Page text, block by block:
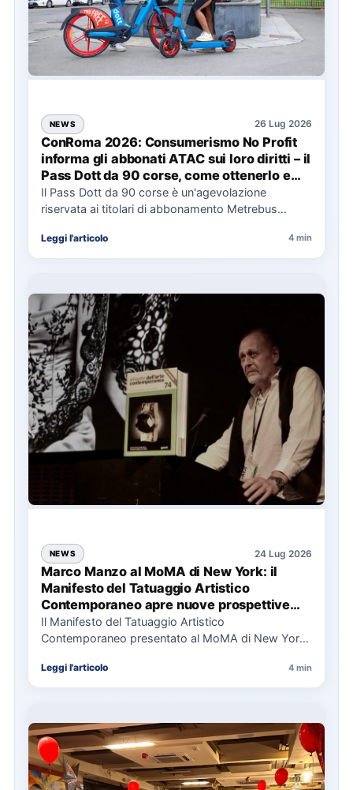
NEWS 26 Lug 2026
ConRoma 2026: Consumerismo No Profit
informa gli abbonati ATAC sui loro diritti – il
Pass Dott da 90 corse, come ottenerlo e
cosa spetta in caso di disservizi
Il Pass Dott da 90 corse è un'agevolazione
riservata ai titolari di abbonamento Metrebus
Leggi l'articolo 4 min
NEWS 24 Lug 2026
Marco Manzo al MoMA di New York: il
Manifesto del Tatuaggio Artistico
Contemporaneo apre nuove prospettive
per il collezionismo
Il Manifesto del Tatuaggio Artistico
Contemporaneo presentato al MoMA di New York
Leggi l'articolo 4 min